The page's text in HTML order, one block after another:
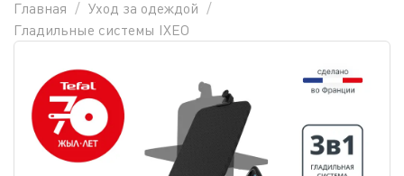
Главная
Уход за одеждой
Гладильные системы IXEO